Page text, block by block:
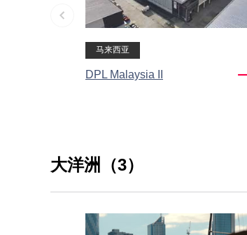
马来西亚
DPL Malaysia II
大洋洲（3）